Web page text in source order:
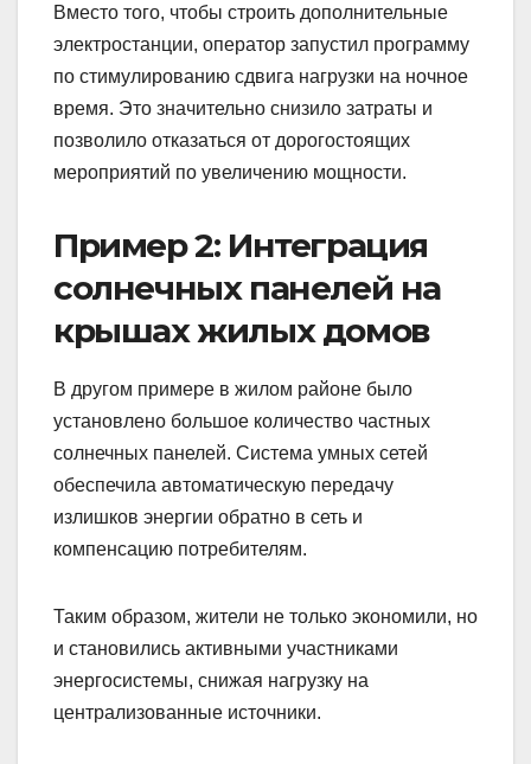
Вместо того, чтобы строить дополнительные
электростанции, оператор запустил программу
по стимулированию сдвига нагрузки на ночное
время. Это значительно снизило затраты и
позволило отказаться от дорогостоящих
мероприятий по увеличению мощности.
Пример 2: Интеграция
солнечных панелей на
крышах жилых домов
В другом примере в жилом районе было
установлено большое количество частных
солнечных панелей. Система умных сетей
обеспечила автоматическую передачу
излишков энергии обратно в сеть и
компенсацию потребителям.
Таким образом, жители не только экономили, но
и становились активными участниками
энергосистемы, снижая нагрузку на
централизованные источники.